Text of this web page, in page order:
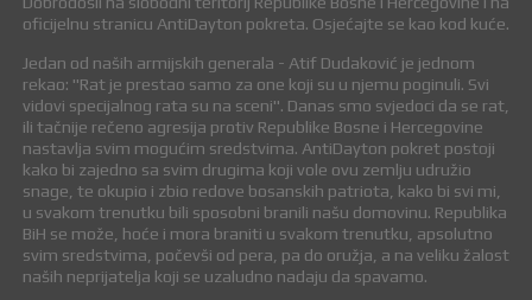
oficijelnu stranicu AntiDayton pokreta. Osjećajte se kao kod kuće.
Jedan od naših armijskih generala - Atif Dudaković je jednom
rekao: "Rat je prestao samo za one koji su u njemu poginuli. Svi
vidovi specijalnog rata su na sceni". Danas smo svjedoci da se rat,
ili tačnije rečeno agresija protiv Republike Bosne i Hercegovine
nastavlja svim mogućim sredstvima. AntiDayton pokret postoji
kako bi zajedno sa svim drugima koji vole ovu zemlju udružio
snage, te okupio i zbio redove bosanskih patriota, kako bi svi mi,
u svakom trenutku bili sposobni branili našu domovinu. Republika
BiH se može, hoće i mora braniti u svakom trenutku, apsolutno
svim sredstvima, počevši od pera, pa do oružja, a na veliku žalost
naših neprijatelja koji se uzaludno nadaju da spavamo.